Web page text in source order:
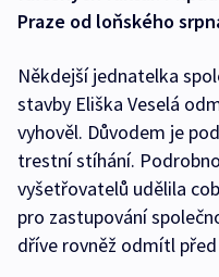
Praze od loňského
Někdejší jednatelka
stavby Eliška Veselá
vyhověl. Důvodem je
trestní stíhání.
vyšetřovatelů udělila
pro zastupování
dříve rovněž odmítl